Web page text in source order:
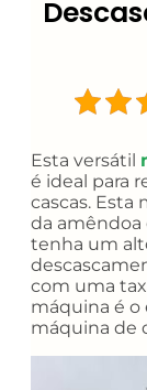
Esta versátil
é ideal para
cascas. Esta
da amêndoa
tenha um
com uma
máquina é o
máquina de